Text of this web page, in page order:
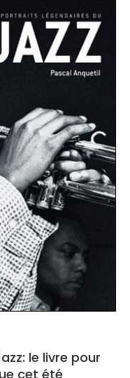
le livre pour
cet été